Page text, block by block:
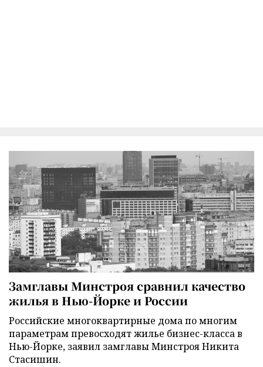
Замглавы Минстроя сравнил качество
жилья в Нью-Йорке и России
Российские многоквартирные дома по многим
параметрам превосходят жилье бизнес-класса в
Нью-Йорке, заявил замглавы Минстроя Никита
Стасишин.